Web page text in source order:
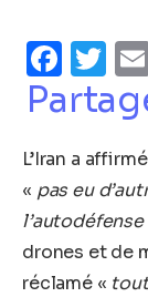
L’Iran a
« pas eu
l’autodéfense
drones et de
réclamé «